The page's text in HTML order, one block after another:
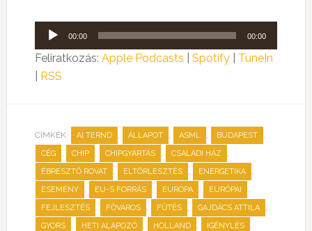
Audió
lejátszó
00:00 00:00
Feliratkozás: Apple Podcasts Spotify| TuneIn
RSS
CÍMKÉK: AI TERND , ÁLLAPOT , ASML , BUDAPEST ,
CÉG , CHIP , CHIPGYÁRTÁS , CSALÁDI HÁZ ,
ÉBRESZTŐ ROVAT , ELTÖRLESZTÉS , ENERGETIKA ,
ESEMÉNY , EU-S FORRÁS , EURÓPA , EURÓPAI ,
FEJLESZTÉS , FŐVÁROS , FŰTÉS , GAJDÁCS ATTILA ,
GYORS , HETI ALAPOZÓ , HOLLAND , IGÉNYLÉS ,